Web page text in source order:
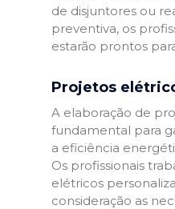
de disjuntores ou
preventiva, os
estarão prontos
Projetos
A elaboração de
fundamental para
a eficiência
Os profissionais
elétricos
consideração as